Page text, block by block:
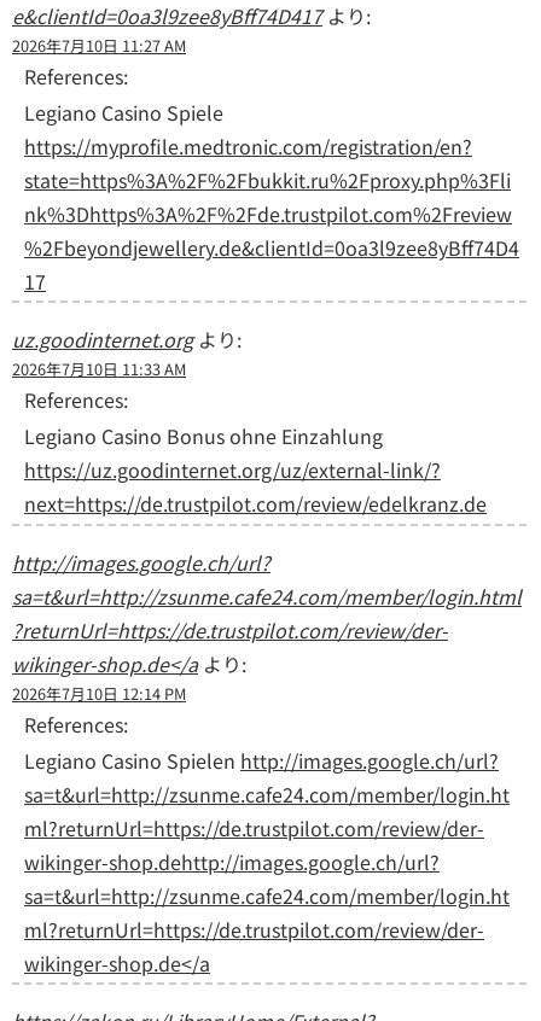
e&clientId=0oa3l9zee8yBff74D417 より:
2026年7月10日 11:27 AM
References:
Legiano Casino Spiele
https://myprofile.medtronic.com/registration/en?
state=https%3A%2F%2Fbukkit.ru%2Fproxy.php%3Fli
nk%3Dhttps%3A%2F%2Fde.trustpilot.com%2Freview
%2Fbeyondjewellery.de&clientId=0oa3l9zee8yBff74D4
17
uz.goodinternet.org より:
2026年7月10日 11:33 AM
References:
Legiano Casino Bonus ohne Einzahlung
https://uz.goodinternet.org/uz/external-link/?
next=https://de.trustpilot.com/review/edelkranz.de
http://images.google.ch/url?
sa=t&url=http://zsunme.cafe24.com/member/login.html
?returnUrl=https://de.trustpilot.com/review/der-
wikinger-shop.de</a より:
2026年7月10日 12:14 PM
References:
Legiano Casino Spielen http://images.google.ch/url?
sa=t&url=http://zsunme.cafe24.com/member/login.ht
ml?returnUrl=https://de.trustpilot.com/review/der-
wikinger-shop.dehttp://images.google.ch/url?
sa=t&url=http://zsunme.cafe24.com/member/login.ht
ml?returnUrl=https://de.trustpilot.com/review/der-
wikinger-shop.de</a